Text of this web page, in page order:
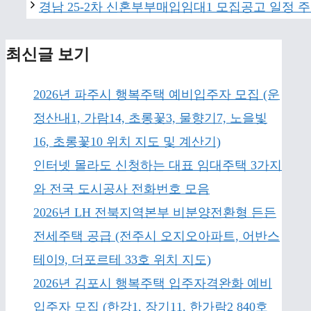
경남 25-2차 신혼부부매입임대1 모집공고 일정
최신글 보기
2026년 파주시 행복주택 예비입주자 모집 (운
정산내1, 가람14, 초롱꽃3, 물향기7, 노을빛
16, 초롱꽃10 위치 지도 및 계산기)
인터넷 몰라도 신청하는 대표 임대주택 3가지
와 전국 도시공사 전화번호 모음
2026년 LH 전북지역본부 비분양전환형 든든
전세주택 공급 (전주시 오지오아파트, 어반스
테이9, 더포르테 33호 위치 지도)
2026년 김포시 행복주택 입주자격완화 예비
입주자 모집 (한강1, 장기11, 한가람2 840호